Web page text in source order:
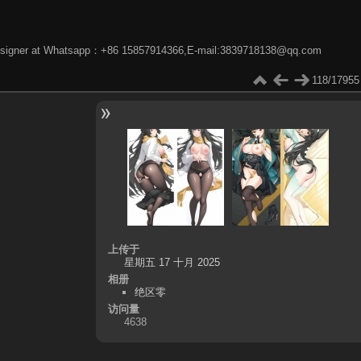
at Whatsapp：+86 15857914366,E-mail:3839718138@qq.com
118/17955
上传于
星期五 17 十月 2025
相册
绝区零
访问量
4638